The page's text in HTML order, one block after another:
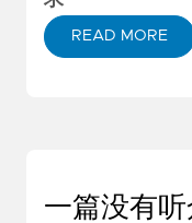
READ MORE
一篇没有听